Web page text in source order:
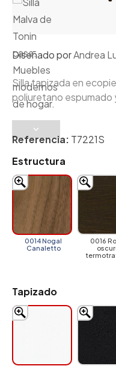
Diseñado porAndrea
Silla tapizada en
poliuretano espumado
Referencia: T7221S
Estructura
0014 Nogal
Canaletto
0016
Tapizado